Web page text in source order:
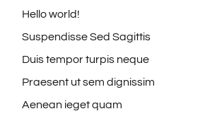
Hello world!
Suspendisse Sed Sagittis
Duis tempor turpis neque
Praesent ut sem dignissim
Aenean ieget quam